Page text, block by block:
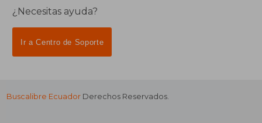
¿Necesitas ayuda?
Ir a Centro de Soporte
Buscalibre Ecuador Derechos Reservados.